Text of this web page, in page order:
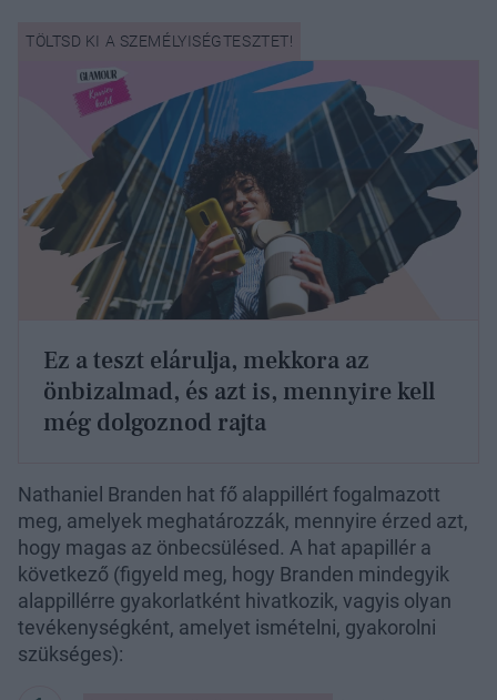
Ez a teszt elárulja, mekkora az
önbizalmad, és azt is, mennyire kell
még dolgoznod rajta
Nathaniel Branden hat fő alappillért fogalmazott
meg, amelyek meghatározzák, mennyire érzed azt,
hogy magas az önbecsülésed. A hat apapillér a
következő (figyeld meg, hogy Branden mindegyik
alappillérre gyakorlatként hivatkozik, vagyis olyan
tevékenységként, amelyet ismételni, gyakorolni
szükséges):